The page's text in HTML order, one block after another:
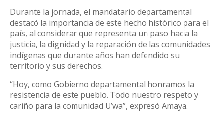
Durante la jornada, el mandatario departamental
destacó la importancia de este hecho histórico para el
país, al considerar que representa un paso hacia la
justicia, la dignidad y la reparación de las comunidades
indígenas que durante años han defendido su
territorio y sus derechos.
“Hoy, como Gobierno departamental honramos la
resistencia de este pueblo. Todo nuestro respeto y
cariño para la comunidad U’wa”, expresó Amaya.